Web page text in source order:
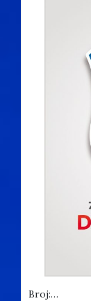
Broj:…